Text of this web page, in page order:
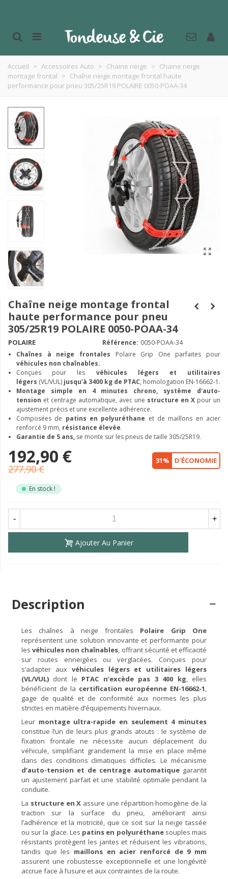
Accueil > Accessoires Auto > Chaine neige > Chaine neige
montage frontal > Chaîne neige montage frontal haute
performance pour pneu 305/25R19 POLAIRE 0050-POAA-34
Chaîne neige montage frontal
haute performance pour pneu
305/25R19 POLAIRE 0050-POAA-34
POLAIRE Référence: 0050-POAA-34
Chaînes à neige frontales Polaire Grip One parfaites pour
véhicules non chaînables.
Conçues pour les véhicules légers et utilitaires
légers (VL/VUL) jusqu'à 3400 kg de PTAC, homologation EN-16662-1.
Montage simple en 4 minutes chrono, système d'auto-
tension et centrage automatique, avec une structure en X pour un
ajustement précis et une excellente adhérence.
Composées de patins en polyuréthane et de maillons en acier
renforcé 9 mm, résistance élevée.
Garantie de 5 ans, se monte sur les pneus de taille 305/25R19.
192,90 €
277,90 €
31% D'ÉCONOMIE
En stock !
- +
Ajouter Au Panier
Description
Les chaînes à neige frontales Polaire Grip One
représentent une solution innovante et performante pour
lesvéhicules non chaînables , offrant sécurité et efficacité
sur routes enneigées ou verglacées. Conçues pour
s’adapter aux véhicules légers et utilitaires légers
(VL/VUL) dont le PTAC n’excède pas 3 400 kg , elles
bénéficient de la certification européenne EN-16662-1
gage de qualité et de conformité aux normes les plus
strictes en matière d’équipements hivernaux.
Leur montage ultra-rapide en seulement 4 minutes
constitue l’un de leurs plus grands atouts : le système de
fixation frontale ne nécessite aucun déplacement du
véhicule, simplifiant grandement la mise en place même
dans des conditions climatiques difficiles. Le mécanisme
d’auto-tension et de centrage automatique garantit
un ajustement parfait et une stabilité optimale pendant la
conduite.
La structure en X assure une répartition homogène de la
traction sur la surface du pneu, améliorant ainsi
l’adhérence et la motricité, que ce soit sur la neige tassée
ou sur la glace. Les patins en polyuréthanesouples mais
résistants protègent les jantes et réduisent les vibrations,
tandis que les maillons en acier renforcé de 9 mm
assurent une robustesse exceptionnelle et une longévité
accrue face à l’usure et aux contraintes de la route.